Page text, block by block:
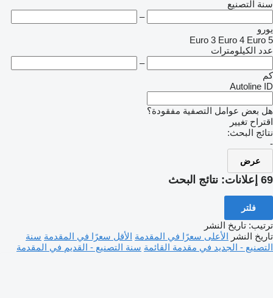
سنة التصنيع
–
يورو
Euro 3 Euro 4 Euro 5
عدد الكيلومترات
–
كم
Autoline ID
هل بعض عوامل التصفية مفقودة؟
اقتراح تغيير
نتائج البحث:
-
عرض
69 إعلانات: نتائج البحث
فلتر
ترتيب: تاريخ النشر
تاريخ النشر الأعلى سعرًا في المقدمة الأقل سعرًا في المقدمة سنة
التصنيع - الجديد في مقدمة القائمة سنة التصنيع - القديم في المقدمة